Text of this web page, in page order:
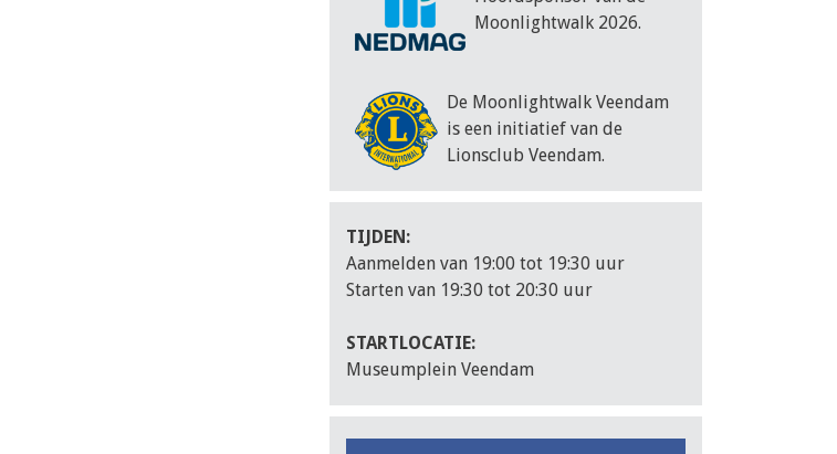
Moonlightwalk 2026.
De Moonlightwalk Veendam
is een initiatief van de
Lionsclub Veendam.
TIJDEN:
Aanmelden van 19:00 tot 19:30 uur
Starten van 19:30 tot 20:30 uur
STARTLOCATIE:
Museumplein Veendam